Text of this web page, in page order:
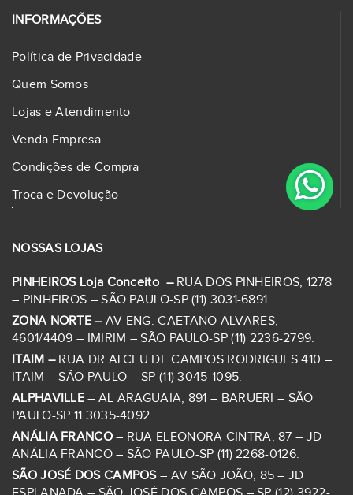
INFORMAÇÕES
Política de Privacidade
Quem Somos
Lojas e Atendimento
Venda Empresa
Condições de Compra
Troca e Devolução
NOSSAS LOJAS
PINHEIROS Loja Conceito – RUA DOS PINHEIROS, 1278
– PINHEIROS – SÃO PAULO-SP (11) 3031-6891.
ZONA NORTE – AV ENG. CAETANO ALVARES,
4601/4409 – IMIRIM – SÃO PAULO-SP (11) 2236-2799.
ITAIM – RUA DR ALCEU DE CAMPOS RODRIGUES 410 –
ITAIM – SÃO PAULO – SP (11) 3045-1095.
ALPHAVILLE – AL ARAGUAIA, 891 – BARUERI – SÃO
PAULO-SP 11 3035-4092.
ANÁLIA FRANCO– RUA ELEONORA CINTRA, 87 – JD
ANÁLIA FRANCO – SÃO PAULO-SP (11) 2268-0126.
SÃO JOSÉ DOS CAMPOS– AV SÃO JOÃO, 85 – JD